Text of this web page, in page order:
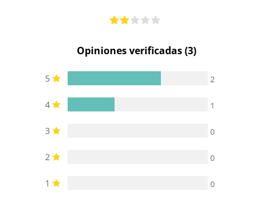
Opiniones verificadas (3)
5 2
4 1
3 0
2 0
1 0